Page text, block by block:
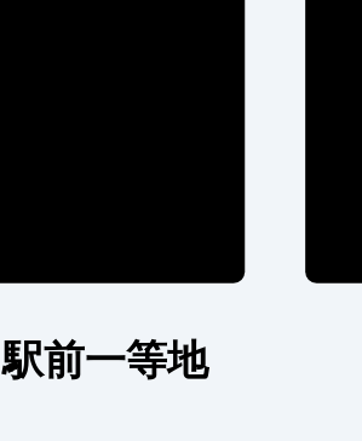
駅前一等地